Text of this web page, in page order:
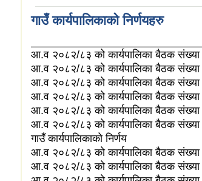
गाउँ कार्यपालिकाको निर्णयहरु
आ.व २०८२/८३ को कार्यपालिका बैठक
आ.व २०८२/८३ को कार्यपालिका बैठक
आ.व २०८२/८३ को कार्यपालिका बैठक
आ.व २०८२/८३ को कार्यपालिका बैठक
आ.व २०८२/८३ को कार्यपालिका बैठक
आ.व २०८२/८३ को कार्यपालिका बैठक
गाउँ कार्यपालिकाको निर्णय
आ.व २०८२/८३ को कार्यपालिका बैठक
आ.व २०८२/८३ को कार्यपालिका बैठक संख्या